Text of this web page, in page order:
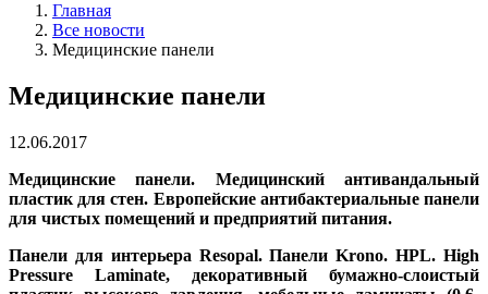
Главная
Все новости
Медицинские панели
Медицинские панели
12.06.2017
Медицинские панели. Медицинский антивандальный
пластик для стен. Европейские антибактериальные панели
для чистых помещений и предприятий питания.
Панели для интерьера Resopal. ПанелиKrono.HPL. High
Pressure Laminate, декоративный бумажно-слоистый